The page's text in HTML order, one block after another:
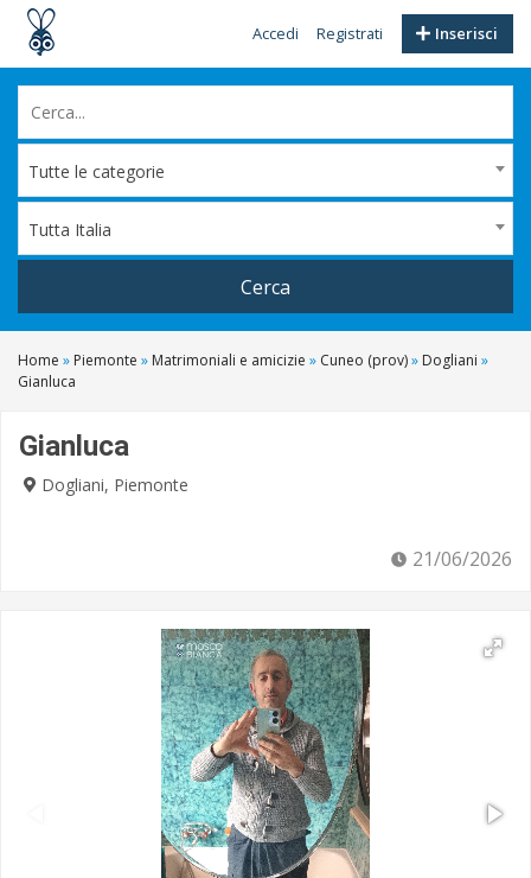
Inserisci
Accedi Registrati
Tutte le categorie
Tutta Italia
Cerca
Home » Piemonte » Matrimoniali e amicizie » Cuneo (prov)» Dogliani »
Gianluca
Gianluca
Dogliani, Piemonte
21/06/2026